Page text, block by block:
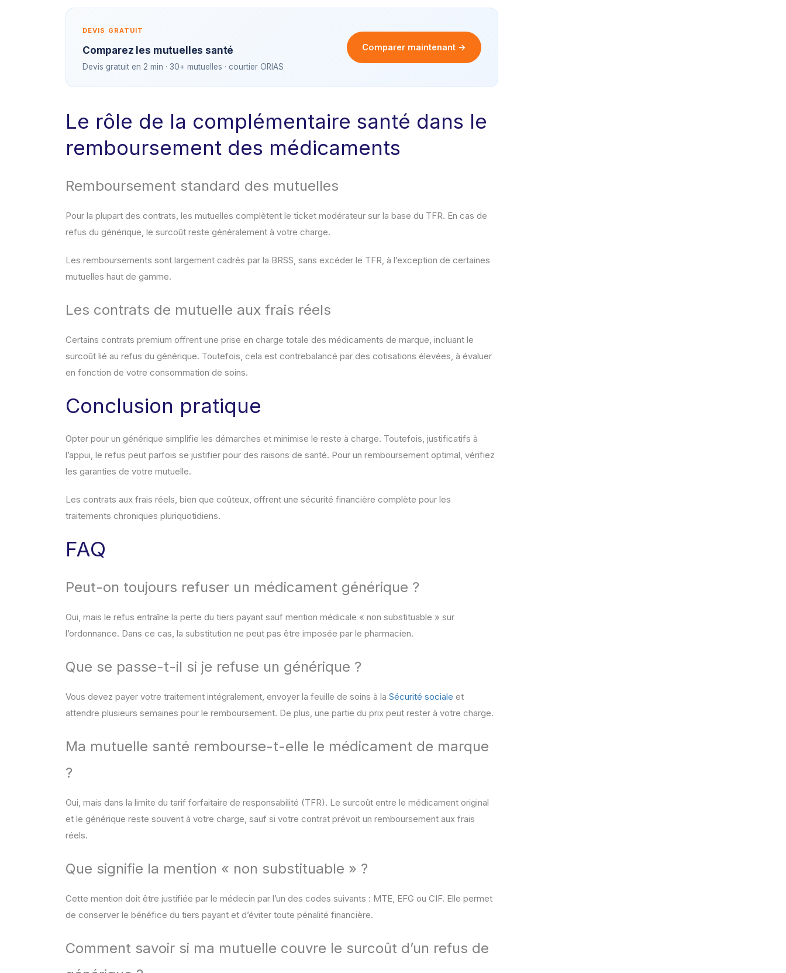
DEVIS GRATUIT
Comparez les mutuelles santé
Devis gratuit en 2 min · 30+ mutuelles · courtier ORIAS
Comparer maintenant →
Le rôle de la complémentaire santé dans le
remboursement des médicaments
Remboursement standard des mutuelles
Pour la plupart des contrats, les mutuelles complètent le ticket modérateur sur la base du TFR. En cas de
refus du générique, le surcoût reste généralement à votre charge.
Les remboursements sont largement cadrés par la BRSS, sans excéder le TFR, à l’exception de certaines
mutuelles haut de gamme.
Les contrats de mutuelle aux frais réels
Certains contrats premium offrent une prise en charge totale des médicaments de marque, incluant le
surcoût lié au refus du générique. Toutefois, cela est contrebalancé par des cotisations élevées, à évaluer
en fonction de votre consommation de soins.
Conclusion pratique
Opter pour un générique simplifie les démarches et minimise le reste à charge. Toutefois, justificatifs à
l’appui, le refus peut parfois se justifier pour des raisons de santé. Pour un remboursement optimal, vérifiez
les garanties de votre mutuelle.
Les contrats aux frais réels, bien que coûteux, offrent une sécurité financière complète pour les
traitements chroniques pluriquotidiens.
FAQ
Peut-on toujours refuser un médicament générique ?
Oui, mais le refus entraîne la perte du tiers payant sauf mention médicale « non substituable » sur
l’ordonnance. Dans ce cas, la substitution ne peut pas être imposée par le pharmacien.
Que se passe-t-il si je refuse un générique ?
Vous devez payer votre traitement intégralement, envoyer la feuille de soins à la Sécurité sociale et
attendre plusieurs semaines pour le remboursement. De plus, une partie du prix peut rester à votre charge.
Ma mutuelle santé rembourse-t-elle le médicament de marque
?
Oui, mais dans la limite du tarif forfaitaire de responsabilité (TFR). Le surcoût entre le médicament original
et le générique reste souvent à votre charge, sauf si votre contrat prévoit un remboursement aux frais
réels.
Que signifie la mention « non substituable » ?
Cette mention doit être justifiée par le médecin par l’un des codes suivants : MTE, EFG ou CIF. Elle permet
de conserver le bénéfice du tiers payant et d’éviter toute pénalité financière.
Comment savoir si ma mutuelle couvre le surcoût d’un refus de